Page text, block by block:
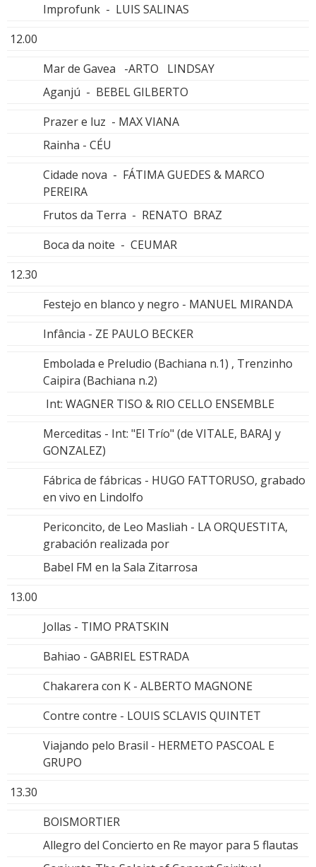
Improfunk - LUIS SALINAS
12.00
Mar de Gavea -ARTO LINDSAY
Aganjú - BEBEL GILBERTO
Prazer e luz - MAX VIANA
Rainha - CÉU
Cidade nova - FÁTIMA GUEDES & MARCO
PEREIRA
Frutos da Terra - RENATO BRAZ
Boca da noite - CEUMAR
12.30
Festejo en blanco y negro - MANUEL MIRANDA
Infância - ZE PAULO BECKER
Embolada e Preludio (Bachiana n.1) , Trenzinho
Caipira (Bachiana n.2)
Int: WAGNER TISO & RIO CELLO ENSEMBLE
Merceditas - Int: "El Trío" (de VITALE, BARAJ y
GONZALEZ)
Fábrica de fábricas - HUGO FATTORUSO, grabado
en vivo en Lindolfo
Periconcito, de Leo Masliah - LA ORQUESTITA,
grabación realizada por
Babel FM en la Sala Zitarrosa
13.00
Jollas - TIMO PRATSKIN
Bahiao - GABRIEL ESTRADA
Chakarera con K - ALBERTO MAGNONE
Contre contre - LOUIS SCLAVIS QUINTET
Viajando pelo Brasil - HERMETO PASCOAL E
GRUPO
13.30
BOISMORTIER
Allegro del Concierto en Re mayor para 5 flautas